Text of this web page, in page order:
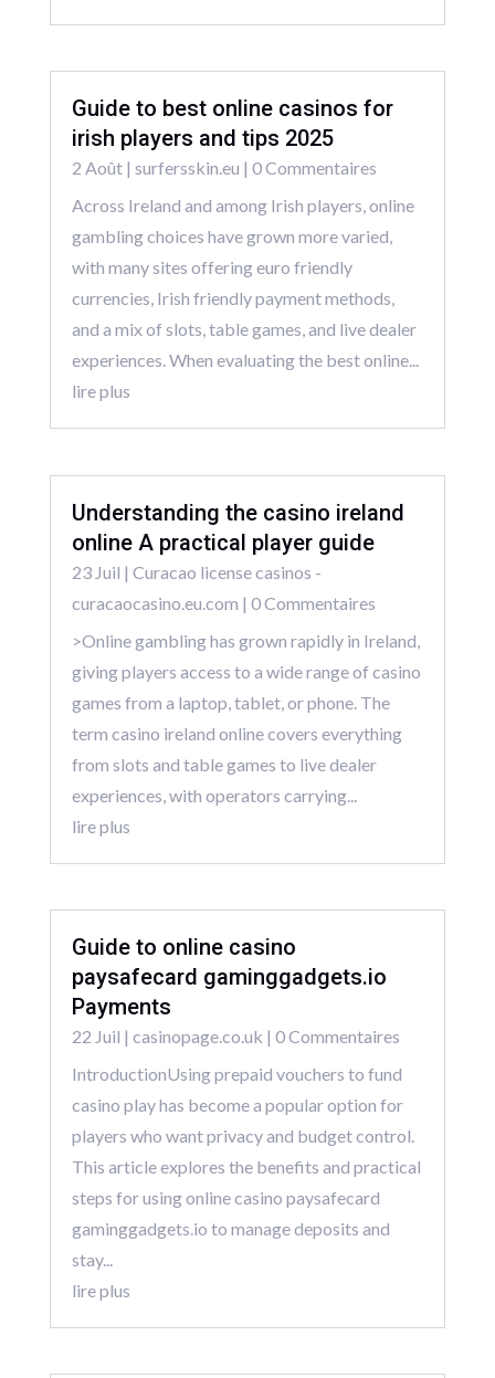
Guide to best online casinos for
irish players and tips 2025
2 Août| surfersskin.eu | 0 Commentaires
Across Ireland and among Irish players, online
gambling choices have grown more varied,
with many sites offering euro friendly
currencies, Irish friendly payment methods,
and a mix of slots, table games, and live dealer
experiences. When evaluating the best online...
lire plus
Understanding the casino ireland
online A practical player guide
23 Juil | Curacao license casinos -
curacaocasino.eu.com | 0 Commentaires
>Online gambling has grown rapidly in Ireland,
giving players access to a wide range of casino
games from a laptop, tablet, or phone. The
term casino ireland online covers everything
from slots and table games to live dealer
experiences, with operators carrying...
lire plus
Guide to online casino
paysafecard gaminggadgets.io
Payments
22 Juil | casinopage.co.uk | 0 Commentaires
IntroductionUsing prepaid vouchers to fund
casino play has become a popular option for
players who want privacy and budget control.
This article explores the benefits and practical
steps for using online casino paysafecard
gaminggadgets.io to manage deposits and
stay...
lire plus